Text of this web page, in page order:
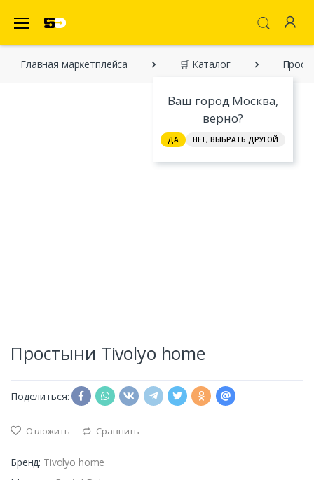
Ваш город Москва,
верно?
ДА НЕТ, ВЫБРАТЬ ДРУГОЙ
Главная марĸетплейса 🛒 Каталог
Простыни Tivolyo home
Поделиться:
Отложить Сравнить
Бренд: Tivolyo home